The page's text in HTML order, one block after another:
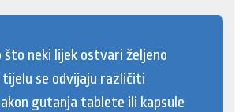
što neki lijek ostvari željeno
se odvijaju različiti
gutanja tablete ili kapsule